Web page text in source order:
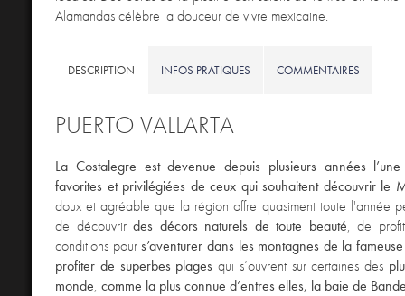
Alamandas célèbre la douceur de vivre mexicaine.
DESCRIPTION INFOS PRATIQUES COMMENTAIRES
PUERTO VALLARTA
La Costalegre est devenue depuis plusieurs années
favorites et privilégiées de ceux qui souhaitent découvrir le
doux et agréable que la région offre quasiment toute l'année
de découvrirdes décors naturels de toute beauté, de
conditions pours’aventurer dans les montagnes de la
profiter de superbes plages qui s’ouvrent sur certaines des
monde, comme la plus connue d’entres elles, la baie de